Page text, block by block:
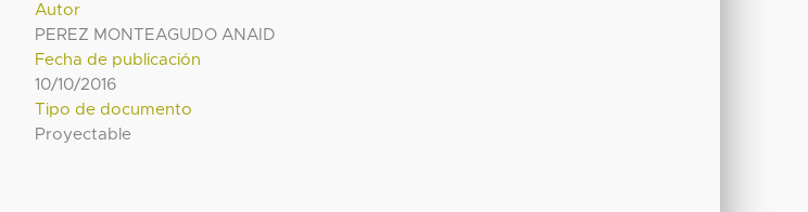
Autor
PEREZ MONTEAGUDO ANAID
Fecha de publicación
10/10/2016
Tipo de documento
Proyectable